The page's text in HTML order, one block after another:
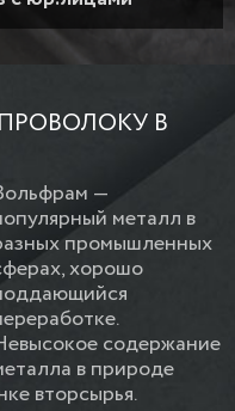
В
—
металл в
промышленных
хорошо
содержание
в природе
вторсырья.